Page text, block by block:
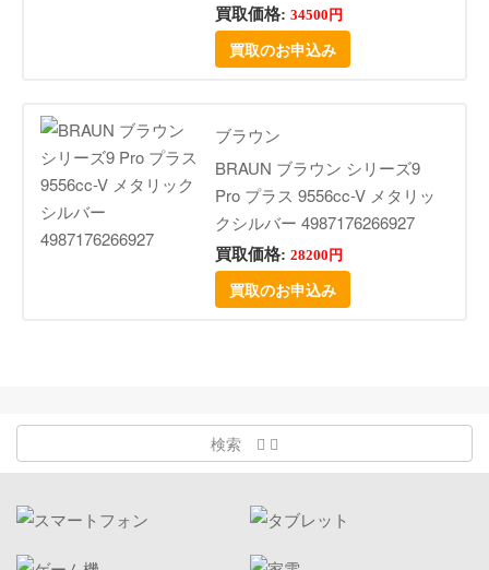
買取価格: 34500円
買取のお申込み
ブラウン
BRAUN ブラウン シリーズ9
Pro プラス 9556cc-V メタリッ
クシルバー 4987176266927
買取価格: 28200円
買取のお申込み
検索